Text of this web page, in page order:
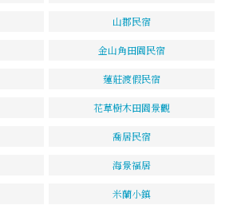
山郡民宿
金山角田園民宿
蓮莊渡假民宿
花草樹木田園景觀
喬居民宿
海景福居
米蘭小鎮